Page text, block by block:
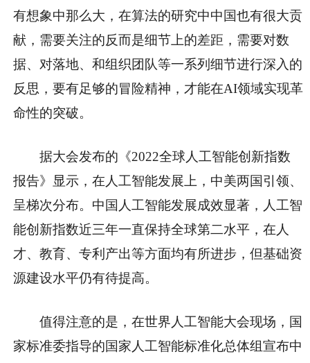
有想象中那么大，在算法的研究中中国也有很大贡
献，需要关注的反而是细节上的差距，需要对数
据、对落地、和组织团队等一系列细节进行深入的
反思，要有足够的冒险精神，才能在AI领域实现革
命性的突破。
据大会发布的《2022全球人工智能创新指数
报告》显示，在人工智能发展上，中美两国引领、
呈梯次分布。中国人工智能发展成效显著，人工智
能创新指数近三年一直保持全球第二水平，在人
才、教育、专利产出等方面均有所进步，但基础资
源建设水平仍有待提高。
值得注意的是，在世界人工智能大会现场，国
家标准委指导的国家人工智能标准化总体组宣布中